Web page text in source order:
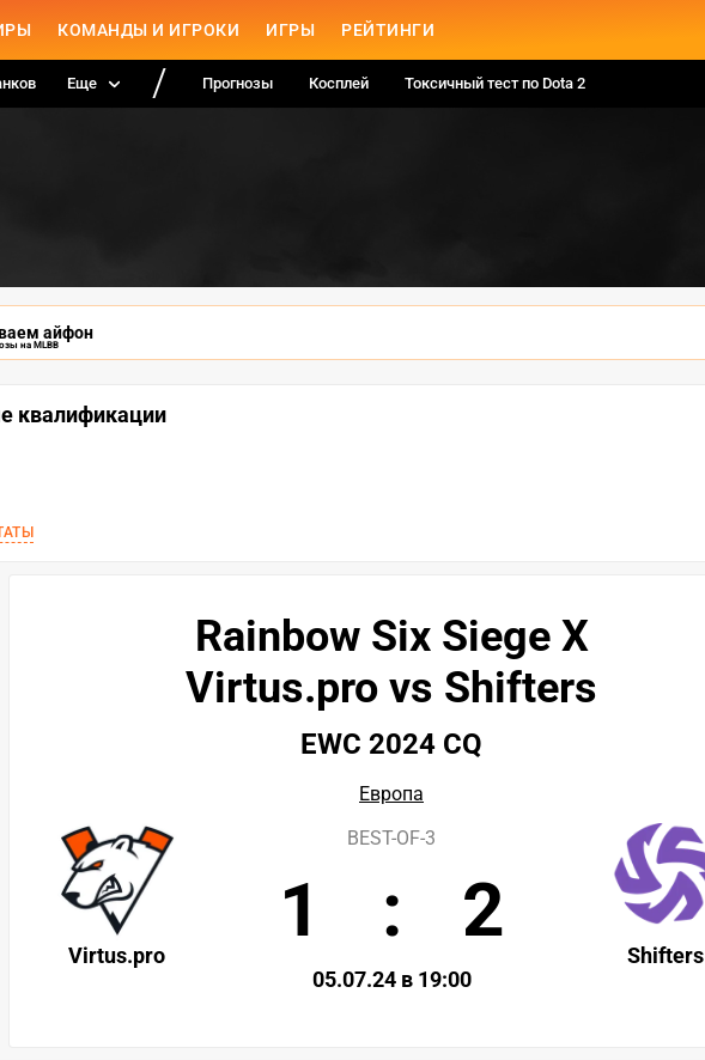
КОМАНДЫ И ИГРОКИ ИГРЫ РЕЙТИНГИ
Еще Прогнозы Косплей Токсичный тест по Dota 2
айфон
на MLBB
квалификации
Rainbow Six Siege X
Virtus.pro vs Shifters
EWC 2024 CQ
Европа
Virtus.pro Shifters
BEST-OF-3
1 : 2
05.07.24 в 19:00